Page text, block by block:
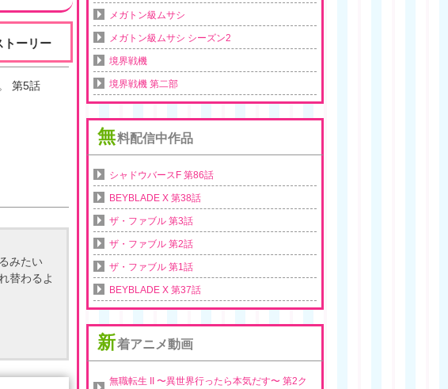
トーリー
第5話
みたい
替わるよ
メガトン級ムサシ
メガトン級ムサシ シーズン2
境界戦機
境界戦機 第二部
無料配信中作品
シャドウバースF 第86話
BEYBLADE X 第38話
ザ・ファブル 第3話
ザ・ファブル 第2話
ザ・ファブル 第1話
BEYBLADE X 第37話
新着アニメ動画
無職転生 II 〜異世界行ったら本気だす〜 第2ク